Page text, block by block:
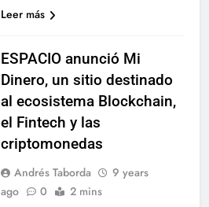
Leer más
ESPACIO anunció Mi
Dinero, un sitio destinado
al ecosistema Blockchain,
el Fintech y las
criptomonedas
Andrés Taborda
9 years
ago
0 2 mins